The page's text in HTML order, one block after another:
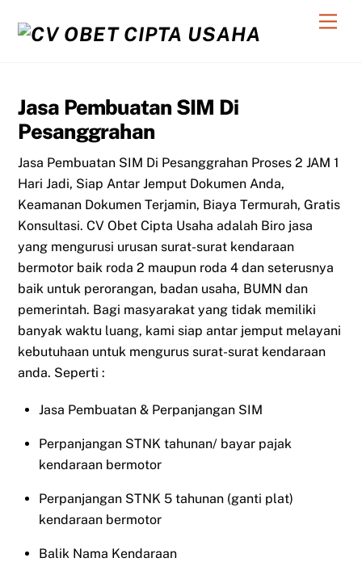
Jasa Pembuatan SIM Di
Pesanggrahan
Jasa Pembuatan SIM Di Pesanggrahan Proses 2 JAM 1
Hari Jadi, Siap Antar Jemput Dokumen Anda,
Keamanan Dokumen Terjamin, Biaya Termurah, Gratis
Konsultasi. CV Obet Cipta Usaha adalah Biro jasa
yang mengurusi urusan surat-surat kendaraan
bermotor baik roda 2 maupun roda 4 dan seterusnya
baik untuk perorangan, badan usaha, BUMN dan
pemerintah. Bagi masyarakat yang tidak memiliki
banyak waktu luang, kami siap antar jemput melayani
kebutuhaan untuk mengurus surat-surat kendaraan
anda. Seperti :
Jasa Pembuatan & Perpanjangan SIM
Perpanjangan STNK tahunan/ bayar pajak
kendaraan bermotor
Perpanjangan STNK 5 tahunan (ganti plat)
kendaraan bermotor
Balik Nama Kendaraan